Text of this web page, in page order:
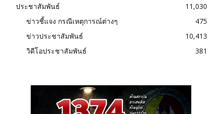
ประชาสัมพันธ์
11,030
ข่าวชี้แจง กรณีเหตุการณ์ต่างๆ
475
ข่าวประชาสัมพันธ์
10,413
วิดีโอประชาสัมพันธ์
381